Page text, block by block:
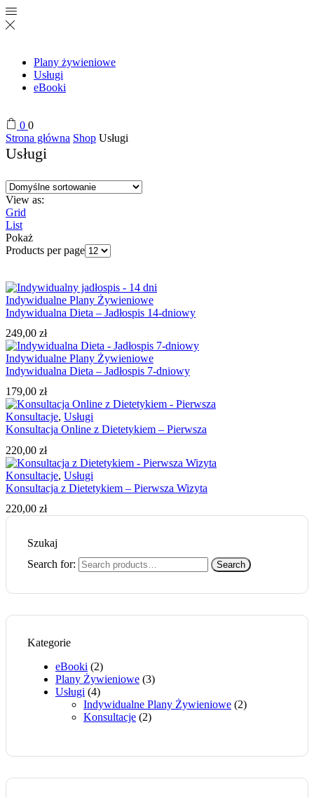
Plany żywieniowe
Usługi
eBooki
0 0
Strona główna Shop Usługi
Usługi
View as:
Grid
List
Pokaż
Products per page
Indywidualne Plany Żywieniowe
Indywidualna Dieta – Jadłospis 14-dniowy
249,00 zł
Indywidualne Plany Żywieniowe
Indywidualna Dieta – Jadłospis 7-dniowy
179,00 zł
Konsultacje, Usługi
Konsultacja Online z Dietetykiem – Pierwsza
220,00 zł
Konsultacje, Usługi
Konsultacja z Dietetykiem – Pierwsza Wizyta
220,00 zł
Szukaj
Search for:
Search
Kategorie
eBooki (2)
Plany Żywieniowe (3)
Usługi (4)
Indywidualne Plany Żywieniowe (2)
Konsultacje (2)